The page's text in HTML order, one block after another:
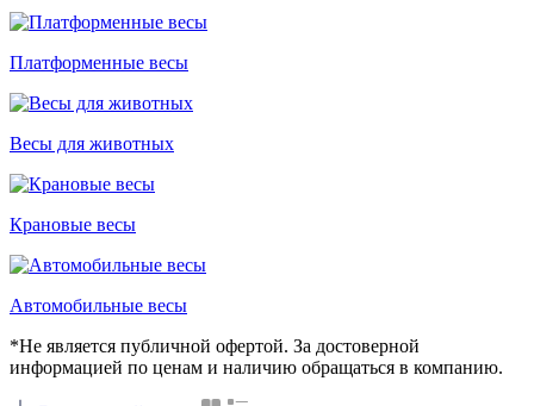
Платформенные весы
Весы для животных
Крановые весы
Автомобильные весы
*Не является публичной офертой. За достоверной
информацией по ценам и наличию обращаться в компанию.